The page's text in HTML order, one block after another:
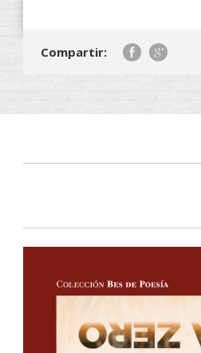
Compartir: